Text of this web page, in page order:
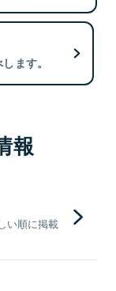
ます。
報
い順に掲載